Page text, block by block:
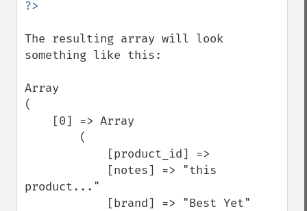
The resulting array will look
something like this:
Array
(
product..."